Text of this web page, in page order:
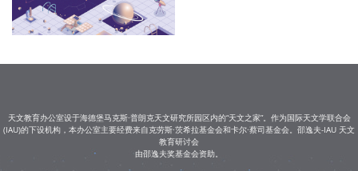
天文教育办公室设于海德堡马克斯·普朗克天文研究所园区内的“天文之家”。作为国际天文学联合会
(IAU)的下设机构，本办公室主要经费来自克劳斯·茨希拉基金会和卡尔·蔡司基金会。邵逸夫-IAU 天文
教育研讨会
由邵逸夫奖基金会资助。